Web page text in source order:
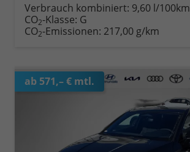
Verbrauch kombiniert: 9,60 l/100km
CO2-Klasse: G
CO2-Emissionen: 217,00 g/km
ab 571,– € mtl.